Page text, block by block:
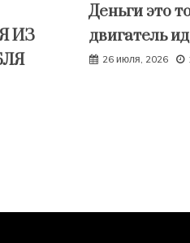
ИЗ
Деньги это
двигатель
26 июля, 2026